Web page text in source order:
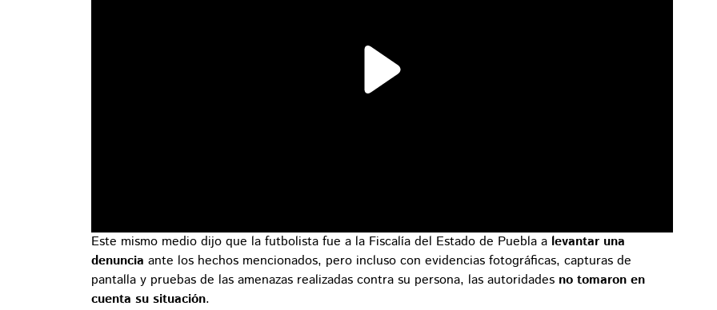
Este mismo medio dijo que la futbolista fue a la Fiscalía del Estado de Puebla a levantar una
denuncia ante los hechos mencionados, pero incluso con evidencias fotográficas, capturas de
pantalla y pruebas de las amenazas realizadas contra su persona, las autoridades no tomaron en
cuenta su situación.